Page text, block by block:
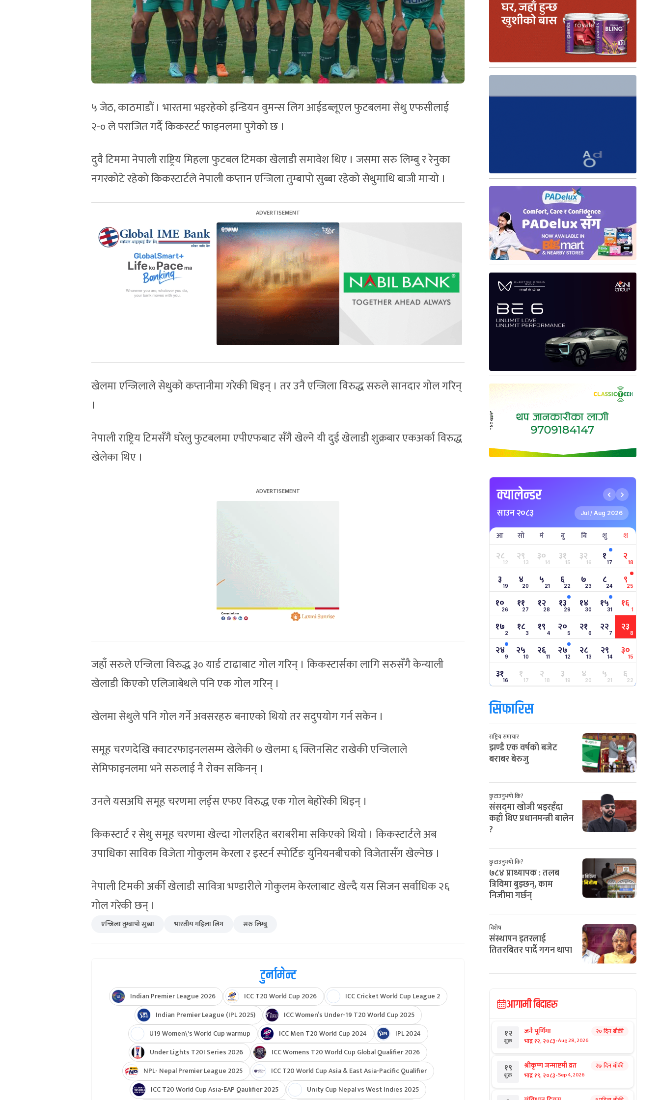
५ जेठ, काठमाडौं । भारतमा भइरहेको इन्डियन वुमन्स लिग आईडब्लूएल फुटबलमा सेथु एफसीलाई
२-० ले पराजित गर्दै किकस्टर्ट फाइनलमा पुगेको छ ।
दुवै टिममा नेपाली राष्ट्रिय मिहला फुटबल टिमका खेलाडी समावेश थिए । जसमा सरु लिम्बु र रेनुका
नगरकोटे रहेको किकस्टार्टले नेपाली कप्तान एन्जिला तुम्बापो सुब्बा रहेको सेथुमाथि बाजी मार्‍यो ।
खेलमा एन्जिलाले सेथुको कप्तानीमा गरेकी थिइन् । तर उनै एन्जिला विरुद्ध सरुले सानदार गोल गरिन्
।
नेपाली राष्ट्रिय टिमसँगै घरेलु फुटबलमा एपीएफबाट सँगै खेल्ने यी दुई खेलाडी शुक्रबार एकअर्का विरुद्ध
खेलेका थिए ।
जहाँ सरुले एन्जिला विरुद्ध ३० यार्ड टाढाबाट गोल गरिन् । किकस्टार्सका लागि सरुसँगै केन्याली
खेलाडी किएको एलिजाबेथले पनि एक गोल गरिन् ।
खेलमा सेथुले पनि गोल गर्ने अवसरहरु बनाएको थियो तर सदुपयोग गर्न सकेन ।
समूह चरणदेखि क्वाटरफाइनलसम्म खेलेकी ७ खेलमा ६ क्लिनसिट राखेकी एन्जिलाले
सेमिफाइनलमा भने सरुलाई नै रोक्न सकिनन् ।
उनले यसअघि समूह चरणमा लर्ड्स एफए विरुद्ध एक गोल बेहोरेकी थिइन् ।
किकस्टार्ट र सेथु समूह चरणमा खेल्दा गोलरहित बराबरीमा सकिएको थियो । किकस्टार्टले अब
उपाधिका साविक विजेता गोकुलम केरला र इस्टर्न स्पोर्टिङ युनियनबीचको विजेतासँग खेल्नेछ ।
नेपाली टिमकी अर्की खेलाडी सावित्रा भण्डारीले गोकुलम केरलाबाट खेल्दै यस सिजन सर्वाधिक २६
गोल गरेकी छन् ।
एन्जिला तुम्बापो सुब्बा भारतीय महिला लिग सरु लिम्बु
टुर्नामेन्ट
Indian Premier League 2026 ICC T20 World Cup 2026
ICC Cricket World Cup League 2
Indian Premier League (IPL 2025)
ICC Women’s Under-19 T20 World Cup 2025
U19 Women\'s World Cup warmup
ICC Men T20 World Cup 2024
IPL 2024
Under Lights T20I Series 2026
ICC Womens T20 World Cup Global Qualifier 2026
NPL- Nepal Premier League 2025
ICC T20 World Cup Asia & East Asia-Pacific Qualifier
ICC T20 World Cup Asia-EAP Qaulifier 2025
Unity Cup Nepal vs West Indies 2025
क्यालेन्डर
साउन २०८३ Jul / Aug 2026
आ सो मं बु बि शु श
२८12 २९13 ३०14 ३१15 ३२16 १17 २18
३ 19 ४20 ५ 21 ६22 ७23 ८24 ९25
१०26 ११27 १२28 १३29 १४30 १५31 १६ 1
१७2 १८3 १९ 4 २०5 २१6 २२7 २३8
२४9 २५10 २६11 २७12 २८13 २९14 ३०15
३१16 १17 २18 ३19 ४20 ५21 ६22
सिफारिस
राष्ट्रिय समाचार
झण्डै एक वर्षको बजेट
बराबर बेरुजु
छुटाउनुभयो कि?
संसद्‌मा खोजी भइरहँदा
कहाँ थिए प्रधानमन्त्री बालेन
?
छुटाउनुभयो कि?
७८४ प्राध्यापक : तलब
त्रिविमा बुझ्छन्, काम
निजीमा गर्छन्
विशेष
संस्थापन इतरलाई
तितरबितर पार्दै गगन थापा
आगामी बिदाहरु
१२
शुक्र
जनै पूर्णिमा
भाद्र १२, २०८३-Aug 28, 2026
२० दिन बाँकी
१९
शुक्र
श्रीकृष्ण जन्माष्टमी व्रत
भाद्र १९, २०८३-Sep 4, 2026
२७ दिन बाँकी